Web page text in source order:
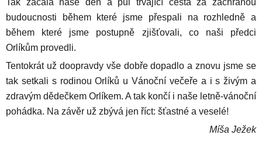
Tak začala naše den a půl trvající cesta za záchranou
budoucnosti během které jsme přespali na rozhledně a
během které jsme postupně zjišťovali, co naši předci
Orlíkům provedli.
Tentokrát už doopravdy vše dobře dopadlo a znovu jsme se
tak setkali s rodinou Orlíků u Vánoční večeře a i s živým a
zdravým dědečkem Orlíkem. A tak končí i naše letně-vánoční
pohádka. Na závěr už zbývá jen říct: šťastné a veselé!
Míša Ježek